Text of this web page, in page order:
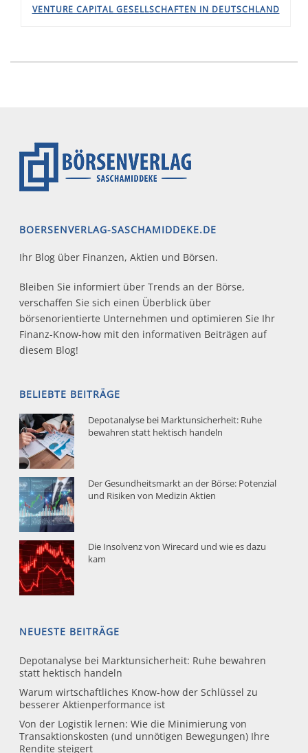
VENTURE CAPITAL GESELLSCHAFTEN IN DEUTSCHLAND
BOERSENVERLAG-SASCHAMIDDEKE.DE
Ihr Blog über Finanzen, Aktien und Börsen.
Bleiben Sie informiert über Trends an der Börse,
verschaffen Sie sich einen Überblick über
börsenorientierte Unternehmen und optimieren Sie Ihr
Finanz-Know-how mit den informativen Beiträgen auf
diesem Blog!
BELIEBTE BEITRÄGE
Depotanalyse bei Marktunsicherheit: Ruhe
bewahren statt hektisch handeln
Der Gesundheitsmarkt an der Börse: Potenzial
und Risiken von Medizin Aktien
Die Insolvenz von Wirecard und wie es dazu
kam
NEUESTE BEITRÄGE
Depotanalyse bei Marktunsicherheit: Ruhe bewahren
statt hektisch handeln
Warum wirtschaftliches Know-how der Schlüssel zu
besserer Aktienperformance ist
Von der Logistik lernen: Wie die Minimierung von
Transaktionskosten (und unnötigen Bewegungen) Ihre
Rendite steigert